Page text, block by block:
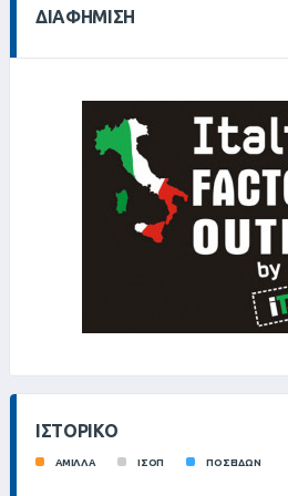
ΔΙΑΦΉΜΙΣΗ
ΙΣΤΟΡΙΚΌ
ΑΜΙΛΛΑ ΙΣΟΠ ΠΟΣΕΙΔΩΝ